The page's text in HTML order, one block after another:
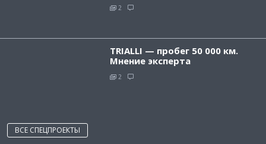
2
TRIALLI — пробег 50 000 км.
Мнение эксперта
2
ВСЕ СПЕЦПРОЕКТЫ